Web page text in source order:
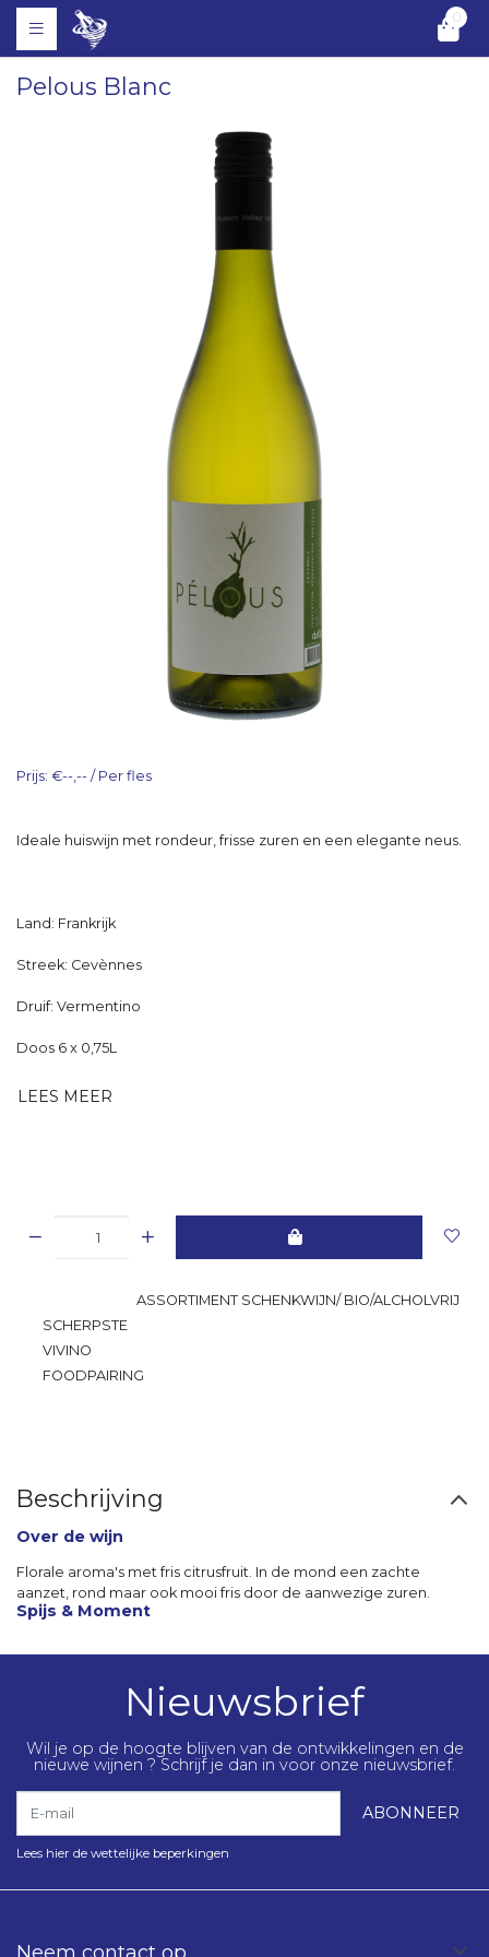
0
Pelous Blanc
Prijs: €--,-- / Per fles
Ideale huiswijn met rondeur, frisse zuren en een elegante neus.
Land: Frankrijk
Streek: Cevènnes
Druif: Vermentino
Doos 6 x 0,75L
LEES MEER
ASSORTIMENT SCHENKWIJN/ BIO/ALCHOLVRIJ
SCHERPSTE
VIVINO
FOODPAIRING
Beschrijving
Over de wijn
Florale aroma's met fris citrusfruit. In de mond een zachte
aanzet, rond maar ook mooi fris door de aanwezige zuren.
Spijs & Moment
Nieuwsbrief
Wil je op de hoogte blijven van de ontwikkelingen en de
nieuwe wijnen ? Schrijf je dan in voor onze nieuwsbrief.
ABONNEER
Lees hier de wettelijke beperkingen